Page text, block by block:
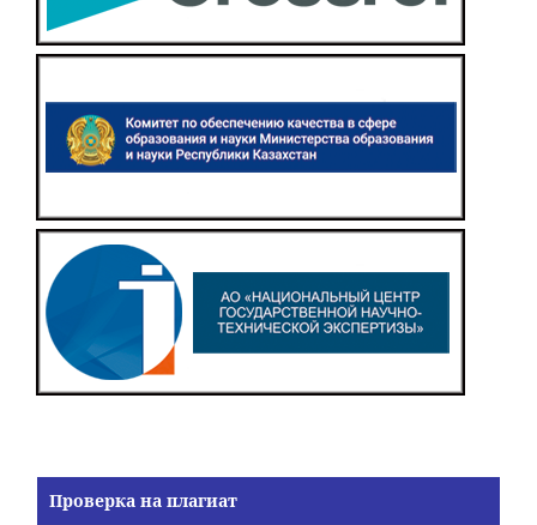
Проверка на плагиат